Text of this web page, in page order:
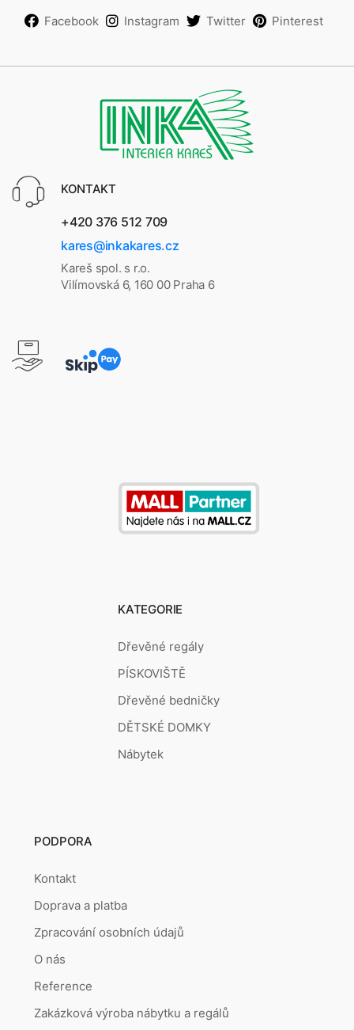
Facebook Instagram Twitter Pinterest
KONTAKT
+420 376 512 709
kares@inkakares.cz
Kareš spol. s r.o.
Vilímovská 6, 160 00 Praha 6
KATEGORIE
Dřevěné regály
PÍSKOVIŠTĚ
Dřevěné bedničky
DĚTSKÉ DOMKY
Nábytek
PODPORA
Kontakt
Doprava a platba
Zpracování osobních údajů
O nás
Reference
Zakázková výroba nábytku a regálů